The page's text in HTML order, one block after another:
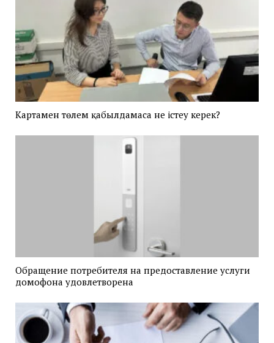
Картамен төлем қабылдамаса не істеу керек?
Обращение потребителя на предоставление услуги
домофона удовлетворена